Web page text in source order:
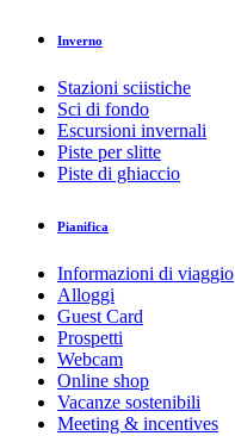
Inverno
Stazioni sciistiche
Sci di fondo
Escursioni invernali
Piste per slitte
Piste di ghiaccio
Pianifica
Informazioni di viaggio
Alloggi
Guest Card
Prospetti
Webcam
Online shop
Vacanze sostenibili
Meeting & incentives